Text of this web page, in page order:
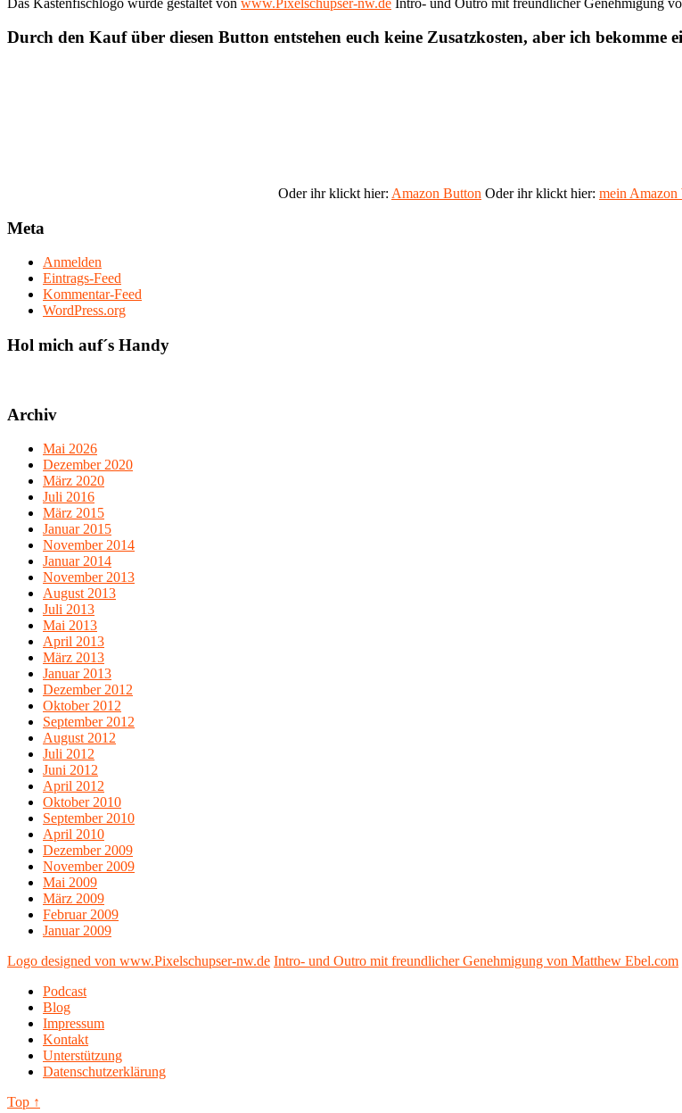
Durch den Kauf über diesen Button entstehen euch keine Zusatzkosten, aber ich bekomme
Oder ihr klickt hier: Amazon Button Oder ihr klickt hier: mein Amazon
Meta
Anmelden
Eintrags-Feed
Kommentar-Feed
WordPress.org
Hol mich auf´s Handy
Archiv
Mai 2026
Dezember 2020
März 2020
Juli 2016
März 2015
Januar 2015
November 2014
Januar 2014
November 2013
August 2013
Juli 2013
Mai 2013
April 2013
März 2013
Januar 2013
Dezember 2012
Oktober 2012
September 2012
August 2012
Juli 2012
Juni 2012
April 2012
Oktober 2010
September 2010
April 2010
Dezember 2009
November 2009
Mai 2009
März 2009
Februar 2009
Januar 2009
Logo designed von www.Pixelschupser-nw.de Intro- und Outro mit freundlicher Genehmigung von Matthew Ebel.com
Podcast
Blog
Impressum
Kontakt
Unterstützung
Datenschutzerklärung
Top ↑